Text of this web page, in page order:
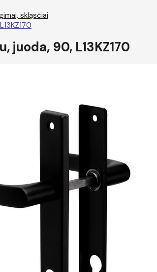
skląsčiai
juoda, 90, L13KZ170